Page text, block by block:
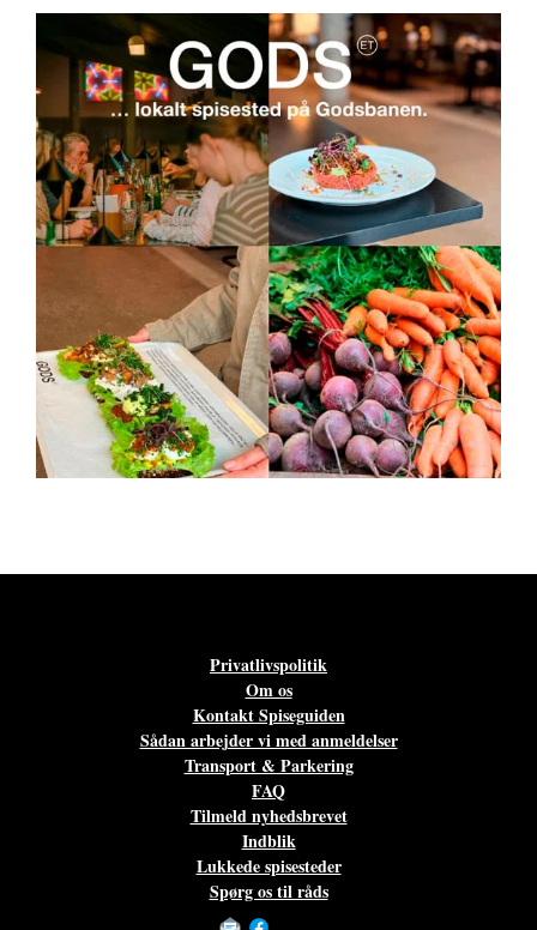
Privatlivspolitik
Om os
Kontakt Spiseguiden
Sådan arbejder vi med anmeldelser
Transport & Parkering
FAQ
Tilmeld nyhedsbrevet
Indblik
Lukkede spisesteder
Spørg os til råds